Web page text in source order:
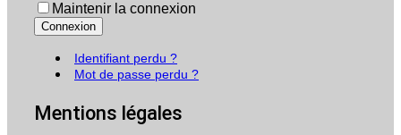
Maintenir la connexion
Connexion
Identifiant perdu ?
Mot de passe perdu ?
Mentions légales